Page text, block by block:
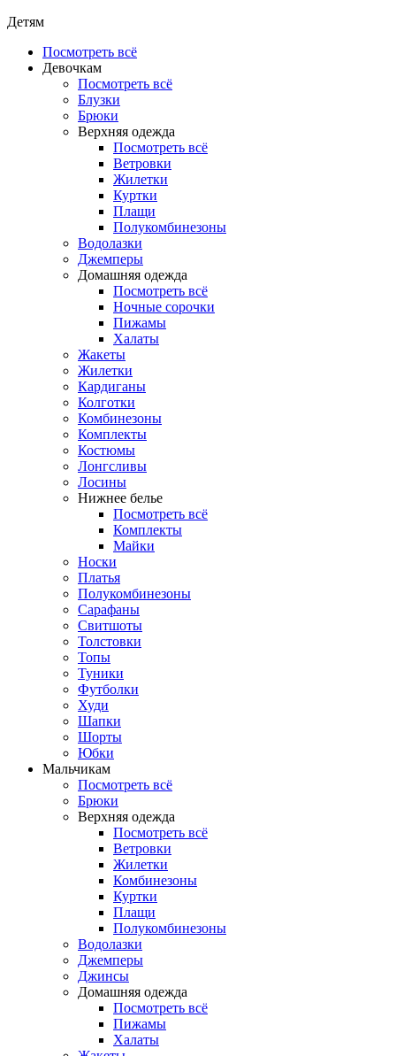
Детям
Посмотреть всё
Девочкам
Посмотреть всё
Блузки
Брюки
Верхняя одежда
Посмотреть всё
Ветровки
Жилетки
Куртки
Плащи
Полукомбинезоны
Водолазки
Джемперы
Домашняя одежда
Посмотреть всё
Ночные сорочки
Пижамы
Халаты
Жакеты
Жилетки
Кардиганы
Колготки
Комбинезоны
Комплекты
Костюмы
Лонгсливы
Лосины
Нижнее белье
Посмотреть всё
Комплекты
Майки
Носки
Платья
Полукомбинезоны
Сарафаны
Свитшоты
Толстовки
Топы
Туники
Футболки
Худи
Шапки
Шорты
Юбки
Мальчикам
Посмотреть всё
Брюки
Верхняя одежда
Посмотреть всё
Ветровки
Жилетки
Комбинезоны
Куртки
Плащи
Полукомбинезоны
Водолазки
Джемперы
Джинсы
Домашняя одежда
Посмотреть всё
Пижамы
Халаты